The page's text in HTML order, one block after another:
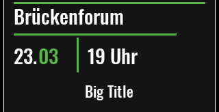
Brückenforum
Big Title
23.03 19 Uhr